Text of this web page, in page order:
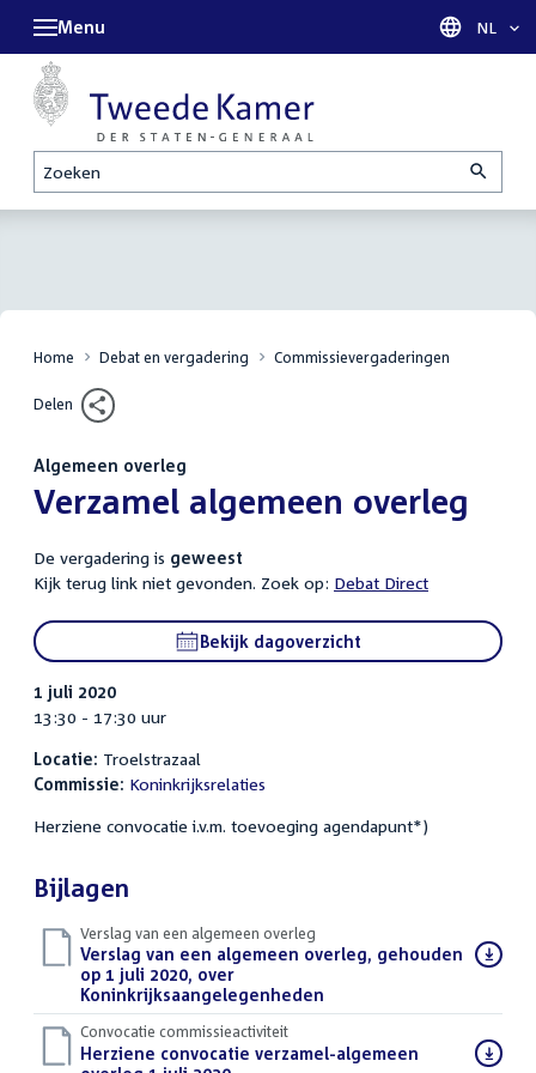
Zoeken
Menu Taal
NL
Home Debat en vergadering Commissievergaderingen
Delen
Algemeen overleg
:Verzamel algemeen overleg
De vergadering is geweest
Kijk terug link niet gevonden. Zoek op: Debat Direct
Bekijk dagoverzicht
1 juli 2020
13:30 - 17:30 uur
Locatie: Troelstrazaal
Commissie: Koninkrijksrelaties
Herziene convocatie i.v.m. toevoeging agendapunt*)
Bijlagen
Verslag van een algemeen overleg
Download
bestand:
Verslag van een algemeen overleg, gehouden
op 1 juli 2020, over
Koninkrijksaangelegenheden
Convocatie commissieactiviteit
Download
Herziene convocatie verzamel-algemeen